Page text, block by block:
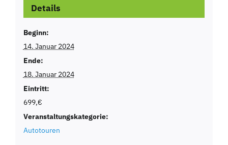
Details
Beginn:
14. Januar 2024
Ende:
18. Januar 2024
Eintritt:
699,€
Veranstaltungskategorie:
Autotouren